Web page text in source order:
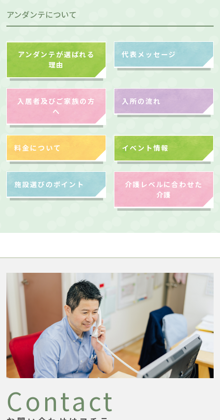
アンダンテについて
アンダンテが選ばれる
理由
代表メッセージ
入居者及びご家族の方
へ
入所の流れ
料金について イベント情報
施設選びのポイント
介護レベルに合わせた
介護
Contact